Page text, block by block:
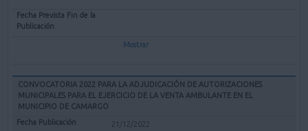
Mostrar
CONVOCATORIA 2022 PARA LA ADJUDICACIÓN DE AUTORIZACIONES
MUNICIPALES PARA EL EJERCICIO DE LA VENTA AMBULANTE EN EL
MUNICIPIO DE CAMARGO
21/12/2022